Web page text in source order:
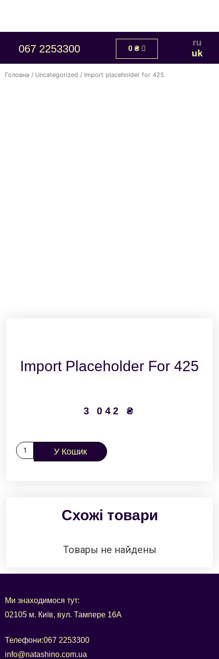
067 2253300 0 ₴
ru
uk
Головна / Uncategorized / Import placeholder for 425
Import Placeholder For 425
3 042 ₴
У Кошик
Схожі товари
Товары не найдены
Ми знаходимося тут:
02105 м. Київ, вул. Тампере 16А
Телефони:067 2253300
info@natashino.com.ua